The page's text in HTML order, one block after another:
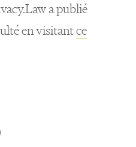
a publié
en visitantce